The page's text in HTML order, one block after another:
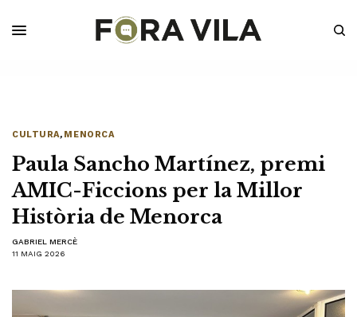
CULTURA, MENORCA
Paula Sancho Martínez, premi
AMIC-Ficcions per la Millor
Història de Menorca
GABRIEL MERCÈ
11 MAIG 2026